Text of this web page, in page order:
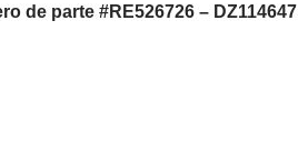
de parte #RE526726 – DZ114647